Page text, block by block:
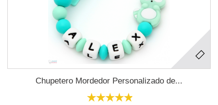
Chupetero Mordedor Personalizado de...